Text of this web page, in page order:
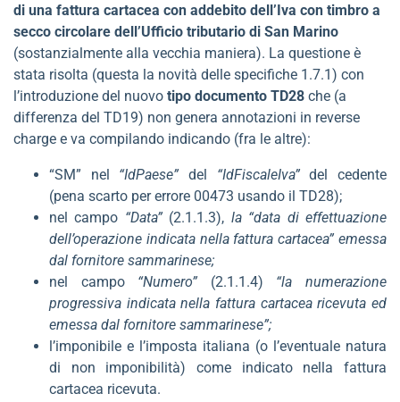
di una fattura cartacea con addebito dell’Iva con timbro a
secco circolare dell’Ufficio tributario di San Marino
(sostanzialmente alla vecchia maniera). La questione è
stata risolta (questa la novità delle specifiche 1.7.1) con
l’introduzione del nuovo tipo documento TD28 che (a
differenza del TD19) non genera annotazioni in reverse
charge e va compilando indicando (fra le altre):
“SM” nel “IdPaese” del “IdFiscaleIva”del cedente
(pena scarto per errore 00473 usando il TD28);
nel campo “Data”(2.1.1.3), la “data di effettuazione
dell’operazione indicata nella fattura cartacea” emessa
dal fornitore sammarinese;
nel campo “Numero” (2.1.1.4) “la numerazione
progressiva indicata nella fattura cartacea ricevuta ed
emessa dal fornitore sammarinese”;
l’imponibile e l’imposta italiana (o l’eventuale natura
di non imponibilità) come indicato nella fattura
cartacea ricevuta.